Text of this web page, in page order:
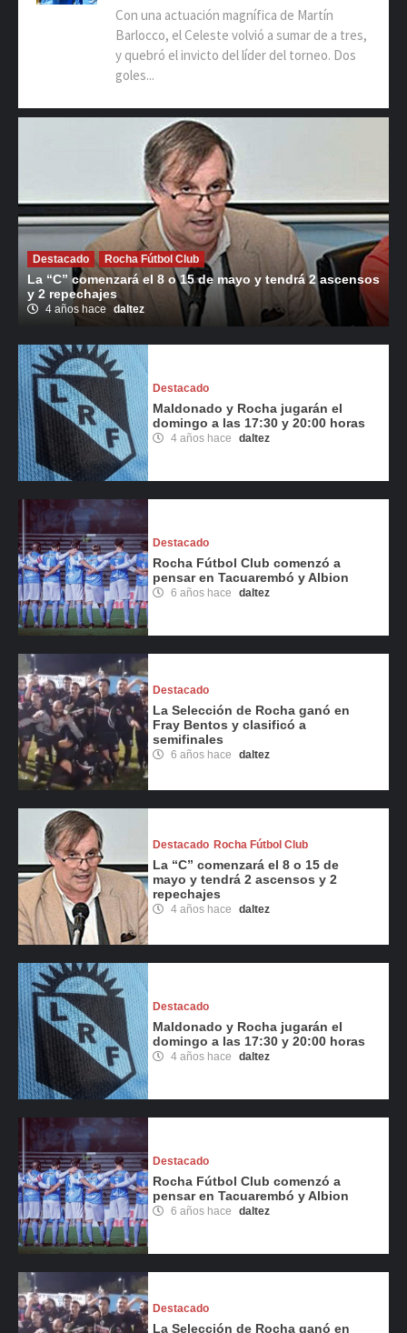
Con una actuación magnífica de Martín
Barlocco, el Celeste volvió a sumar de a tres,
y quebró el invicto del líder del torneo. Dos
goles...
Destacado Rocha Fútbol Club
La “C” comenzará el 8 o 15 de mayo y tendrá 2 ascensos
y 2 repechajes
4 años hace daltez
Destacado
Maldonado y Rocha jugarán el
domingo a las 17:30 y 20:00 horas
4 años hace daltez
Destacado
Rocha Fútbol Club comenzó a
pensar en Tacuarembó y Albion
6 años hace daltez
Destacado
La Selección de Rocha ganó en
Fray Bentos y clasificó a
semifinales
6 años hace daltez
Destacado Rocha Fútbol Club
La “C” comenzará el 8 o 15 de
mayo y tendrá 2 ascensos y 2
repechajes
4 años hace daltez
Destacado
Maldonado y Rocha jugarán el
domingo a las 17:30 y 20:00 horas
4 años hace daltez
Destacado
Rocha Fútbol Club comenzó a
pensar en Tacuarembó y Albion
6 años hace daltez
Destacado
La Selección de Rocha ganó en